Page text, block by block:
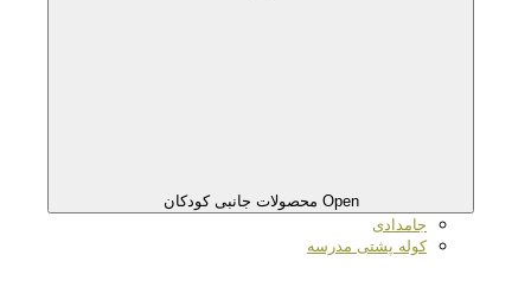
Open محصولات جانبی کودکان
جامدادی
کوله پشتی مدرسه